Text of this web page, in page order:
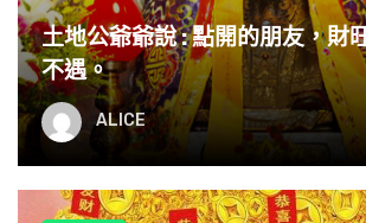
土地公爺爺說 : 點開的朋友，財
不遇。
ALICE